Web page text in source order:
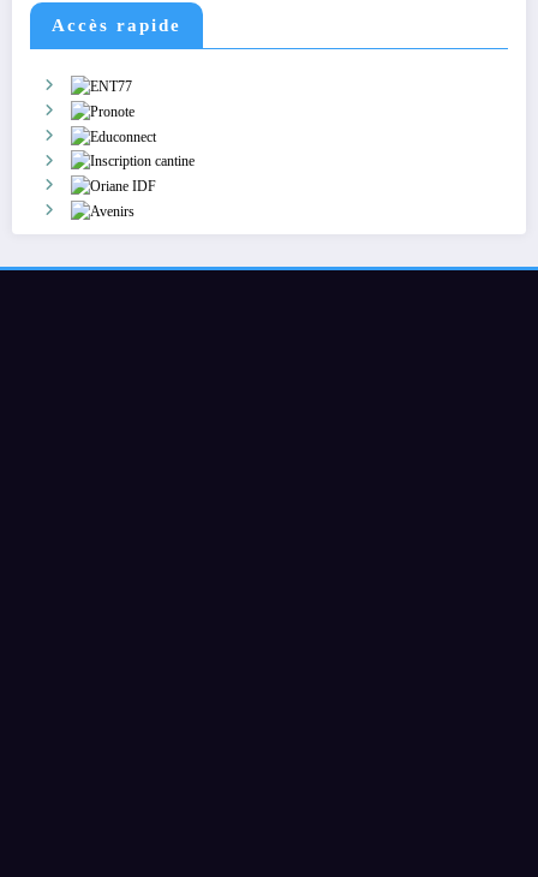
Accès rapide